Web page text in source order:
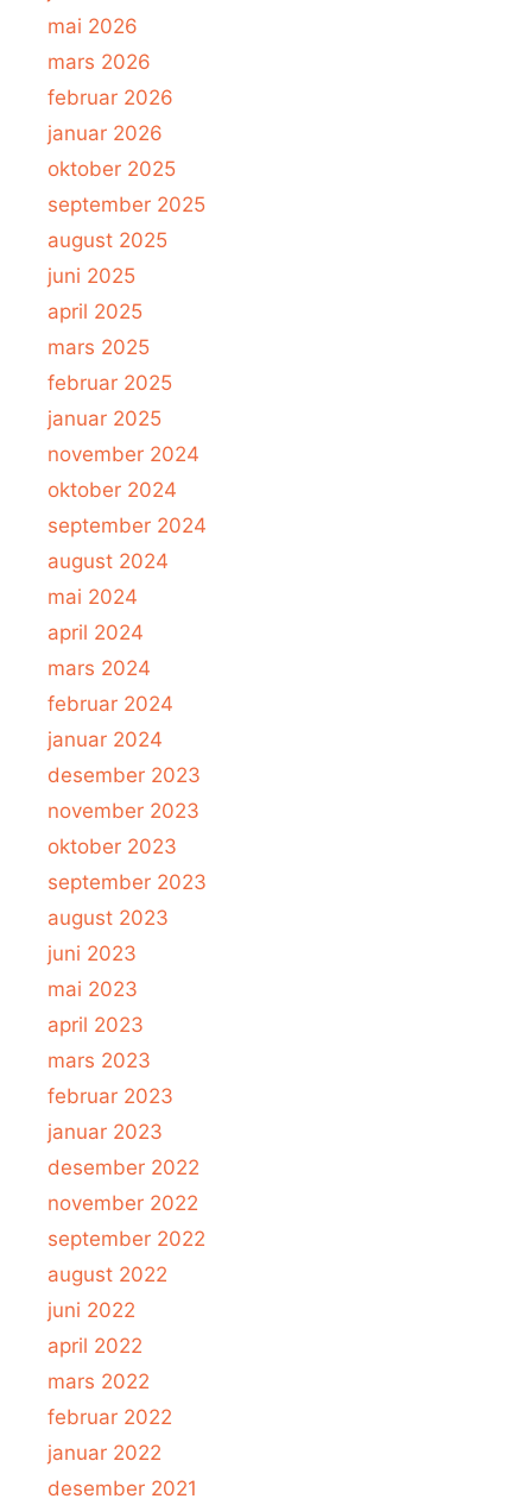
mai 2026
mars 2026
februar 2026
januar 2026
oktober 2025
september 2025
august 2025
juni 2025
april 2025
mars 2025
februar 2025
januar 2025
november 2024
oktober 2024
september 2024
august 2024
mai 2024
april 2024
mars 2024
februar 2024
januar 2024
desember 2023
november 2023
oktober 2023
september 2023
august 2023
juni 2023
mai 2023
april 2023
mars 2023
februar 2023
januar 2023
desember 2022
november 2022
september 2022
august 2022
juni 2022
april 2022
mars 2022
februar 2022
januar 2022
desember 2021